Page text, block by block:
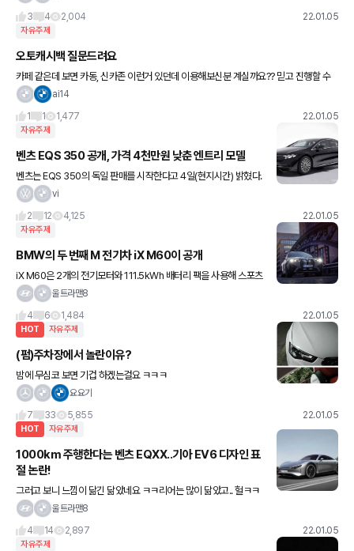
3
4 2,004 22.01.05
자유주제
오토캐시백 질문드려요
카페 같은데 보면 카동, 신카존 이런거 있던데 이용해보신분 계실까요?? 믿고 진행할 수
있을지...문의드립니다
ai14
1
1 1,477 22.01.05
자유주제
벤츠 EQS 350 공개, 가격 4천만원 낮춘 엔트리 모델
벤츠는 EQS 350의 독일 판매를 시작한다고 4일(현지시간) 밝혔다.
벤츠의 플래그십 전기차 EQS의 엔트리 모델인 EQS 350은 90kW
vi
2
12 4,125 22.01.05
자유주제
BMW의 두 번째 M 전기차 iX M60이 공개
iX M60은 2개의 전기모터와 111.5kWh 배터리 팩을 사용해 스포츠
모드와 론치 컨트롤을 사용할 때 오버부스트 모드에서 최고출력 610
울트라맨8
4
6 1,484 22.01.05
HOT 자유주제
(펌)주차장에서 놀란이유?
밤에 무심코 보면 기겁 하겠는걸요 ㅋㅋㅋ
요요기
7
33 5,855 22.01.05
HOT 자유주제
1000km 주행한다는 벤츠 EQXX..기아 EV6 디자인 표
절 논란!
그러고 보니 느낌이 닮긴 닮았네요 ㅋㅋ리어는 많이 닮았고.. 헐ㅋㅋ
벤츠가 기아를... 근데 현기는 표절에서 자유로운가.. 하면 것도 아니
울트라맨8
4
14 2,897 22.01.05
자유주제